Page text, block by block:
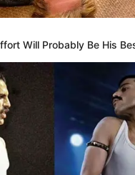
Will Probably Be His